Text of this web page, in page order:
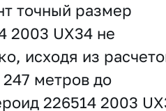
точный размер
2003 UX34 не
исходя из
247 метров до
226514 2003